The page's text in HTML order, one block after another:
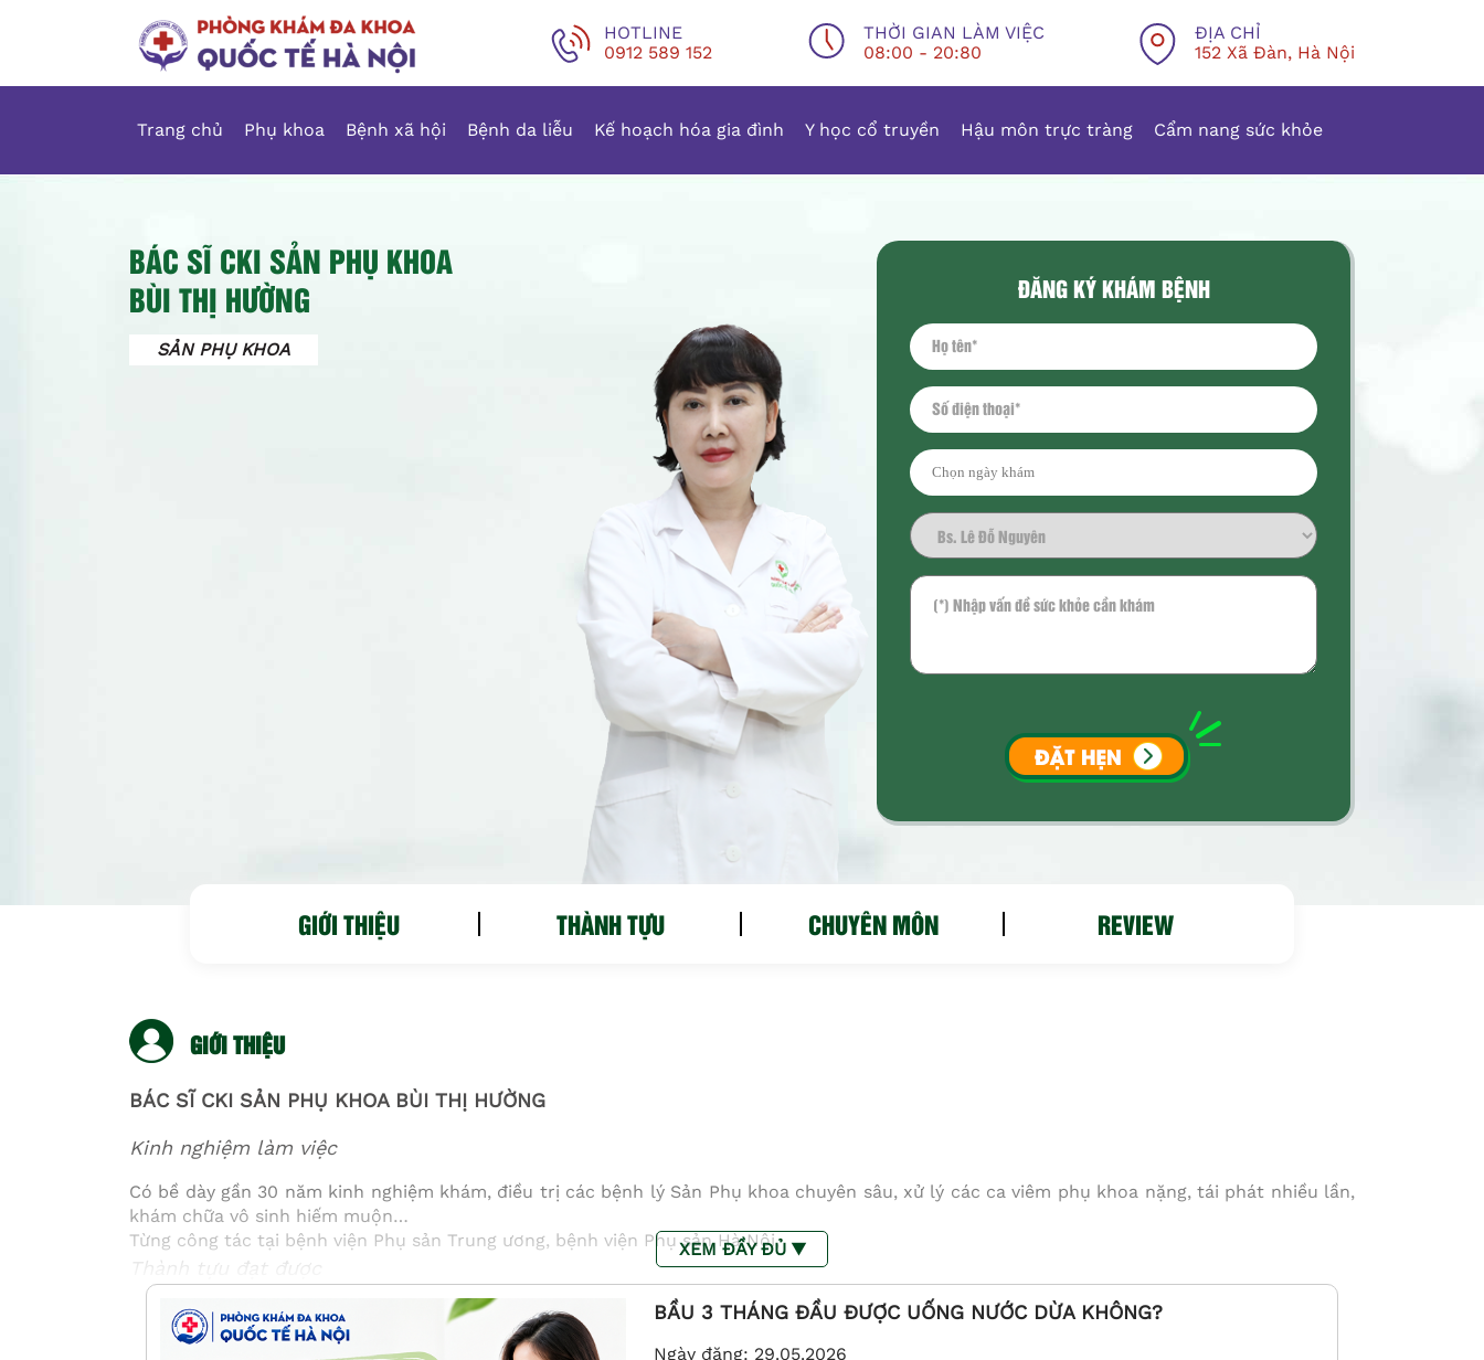
HOTLINE
0912 589 152
THỜI GIAN LÀM VIỆC
08:00 - 20:80
ĐỊA CHỈ
152 Xã Đàn, Hà Nội
Trang chủ Phụ khoa Bệnh xã hội Bệnh da liễu Kế hoạch hóa gia đình Y học cổ truyền Hậu môn trực tràng Cẩm nang sức khỏe
BÁC SĨ CKI SẢN PHỤ KHOA
BÙI THỊ HƯỜNG
SẢN PHỤ KHOA
ĐĂNG KÝ KHÁM BỆNH
GIỚI THIỆU THÀNH TỰU CHUYÊN MÔN REVIEW
GIỚI THIỆU
BÁC SĨ CKI SẢN PHỤ KHOA BÙI THỊ HƯỜNG
Kinh nghiệm làm việc
Có bề dày gần 30 năm kinh nghiệm khám, điều trị các bệnh lý Sản Phụ khoa chuyên sâu, xử lý các ca viêm phụ khoa nặng, tái phát nhiều lần,
khám chữa vô sinh hiếm muộn…
Từng công tác tại bệnh viện Phụ sản Trung ương, bệnh viện Phụ sản Hà Nội,
Thành tựu đạt được
Đạt danh hiệu Thầy thuốc Ưu tú và Lao động tiên tiến hàng năm
Nhận nhiều bằng khen, giấy khen, kỉ niệm chương do Sở y tế, bệnh viện trao tặng.
XEM ĐẦY ĐỦ ▼
BẦU 3 THÁNG ĐẦU ĐƯỢC UỐNG NƯỚC DỪA KHÔNG?
Ngày đăng: 29.05.2026